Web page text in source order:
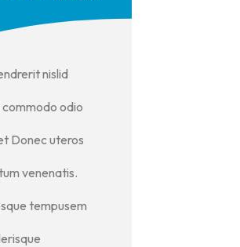
nislid
odio
Donec uteros
venenatis.
tempusem